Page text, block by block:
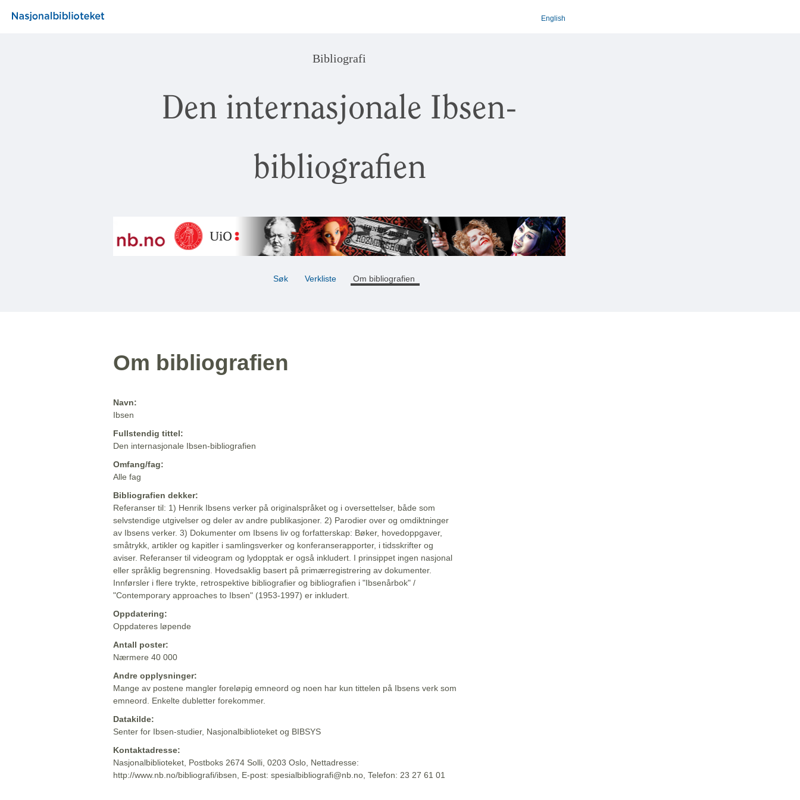
English
Bibliografi
Den internasjonale Ibsen-
bibliografien
Søk Verkliste Om bibliografien
Om bibliografien
Navn:
Ibsen
Fullstendig tittel:
Den internasjonale Ibsen-bibliografien
Omfang/fag:
Alle fag
Bibliografien dekker:
Referanser til: 1) Henrik Ibsens verker på originalspråket og i oversettelser, både som
selvstendige utgivelser og deler av andre publikasjoner. 2) Parodier over og omdiktninger
av Ibsens verker. 3) Dokumenter om Ibsens liv og forfatterskap: Bøker, hovedoppgaver,
småtrykk, artikler og kapitler i samlingsverker og konferanserapporter, i tidsskrifter og
aviser. Referanser til videogram og lydopptak er også inkludert. I prinsippet ingen nasjonal
eller språklig begrensning. Hovedsaklig basert på primærregistrering av dokumenter.
Innførsler i flere trykte, retrospektive bibliografier og bibliografien i "Ibsenårbok" /
"Contemporary approaches to Ibsen" (1953-1997) er inkludert.
Oppdatering:
Oppdateres løpende
Antall poster:
Nærmere 40 000
Andre opplysninger:
Mange av postene mangler foreløpig emneord og noen har kun tittelen på Ibsens verk som
emneord. Enkelte dubletter forekommer.
Datakilde:
Senter for Ibsen-studier, Nasjonalbiblioteket og BIBSYS
Kontaktadresse:
Nasjonalbiblioteket, Postboks 2674 Solli, 0203 Oslo, Nettadresse:
http://www.nb.no/bibliografi/ibsen, E-post: spesialbibliografi@nb.no, Telefon: 23 27 61 01